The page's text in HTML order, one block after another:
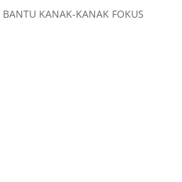
BANTU KANAK-KANAK FOKUS